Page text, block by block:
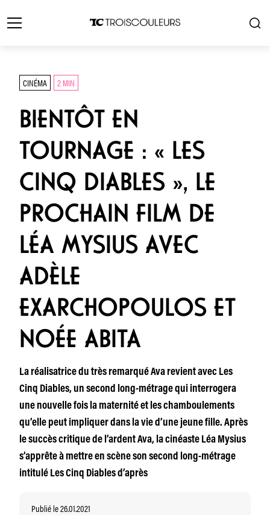
CINÉMA 2 MIN
BIENTÔT EN
TOURNAGE : « LES
CINQ DIABLES », LE
PROCHAIN FILM DE
LÉA MYSIUS AVEC
ADÈLE
EXARCHOPOULOS ET
NOÉE ABITA
La réalisatrice du très remarqué Ava revient avec Les
Cinq Diables, un second long-métrage qui interrogera
une nouvelle fois la maternité et les chamboulements
qu’elle peut impliquer dans la vie d’une jeune fille. Après
le succès critique de l’ardent Ava, la cinéaste Léa Mysius
s’apprête à mettre en scène son second long-métrage
intitulé Les Cinq Diables d’après
Publié le 26.01.2021